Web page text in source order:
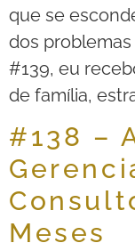
que se
dos
#139, eu
de família,
#138 –
Meses